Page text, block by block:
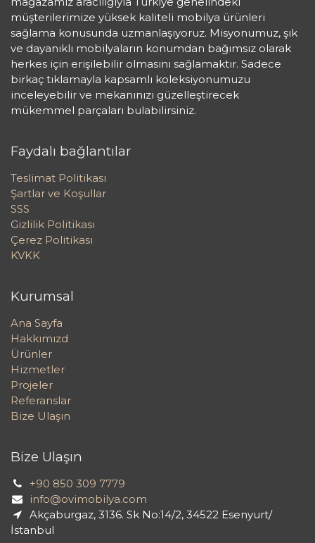
müşterilerimize yüksek kaliteli mobilya ürünleri
sağlama konusunda uzmanlaşıyoruz. Misyonumuz, şık
ve dayanıklı mobilyaların konumdan bağımsız olarak
herkes için erişilebilir olmasını sağlamaktır. Sadece
birkaç tıklamayla kapsamlı koleksiyonumuzu
inceleyebilir ve mekanınızı güzelleştirecek
mükemmel parçaları bulabilirsiniz.
Bize Ulaşın
+90 850 309 7779
info@ovimobilya.com
Akçaburgaz, 3136. Sk No:14/2, 34522 Esenyurt/
İstanbul
Faydalı bağlantılar
Teslimat Politikası
Şartlar ve Koşullar
SSS
Gizlilik Politikası
Çerez Politikası
KVKK
Kurumsal
Ana Sayfa
Hakkımızd
Ürünler
Hizmetler
Projeler
Referanslar
Bize Ulaşın